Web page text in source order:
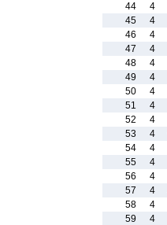
44
4
45
4
46
4
47
4
48
4
49
4
50
4
51
4
52
4
53
4
54
4
55
4
56
4
57
4
58
4
59
4